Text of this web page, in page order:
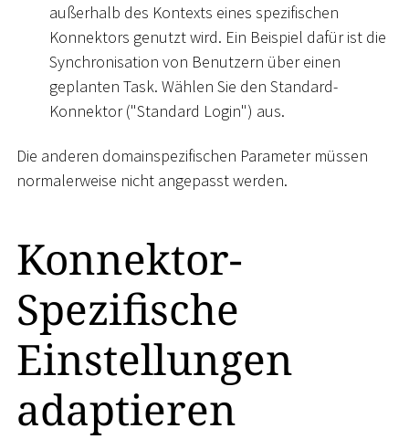
außerhalb des Kontexts eines spezifischen
Konnektors genutzt wird. Ein Beispiel dafür ist die
Synchronisation von Benutzern über einen
geplanten Task. Wählen Sie den Standard-
Konnektor ("Standard Login") aus.
Die anderen domainspezifischen Parameter müssen
normalerweise nicht angepasst werden.
Konnektor-
Spezifische
Einstellungen
adaptieren